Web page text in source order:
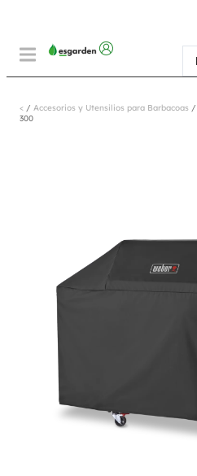
< / Accesorios y Utensilios para Barbacoas /
300